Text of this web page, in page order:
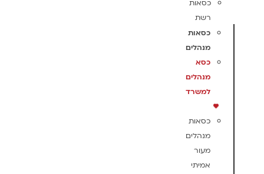
כסאות
רשת
כסאות
מנהלים
כסא
מנהלים
למשרד
כסאות
מנהלים
מעור
אמיתי